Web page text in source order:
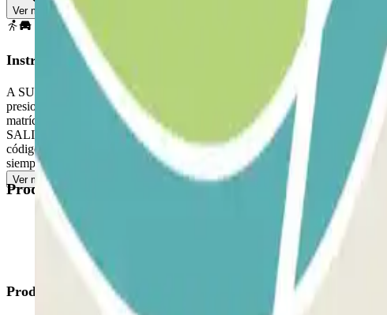
Ver mapa
Instrucciones
A SU LLEGADA: Acceda al aparcamiento. PARA ABRIR LA BARRERA:
presionar ningún botón. Estacion en los espacios indicados arriba. SI
matrícula, acerque el código QR al lector. Si aún no funciona, llame
SALIR: Acérquese a la barrera. El lector de matrículas reconocerá su
código QR en el terminal de salida. ACCESO PEATONAL: Si el
siempre permite entradas y salidas múltiples.
Ver más
Productos disponibles
Productos de Parclick